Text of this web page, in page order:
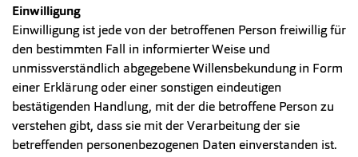
Einwilligung
Einwilligung ist jede von der betroffenen Person freiwillig für
den bestimmten Fall in informierter Weise und
unmissverständlich abgegebene Willensbekundung in Form
einer Erklärung oder einer sonstigen eindeutigen
bestätigenden Handlung, mit der die betroffene Person zu
verstehen gibt, dass sie mit der Verarbeitung der sie
betreffenden personenbezogenen Daten einverstanden ist.